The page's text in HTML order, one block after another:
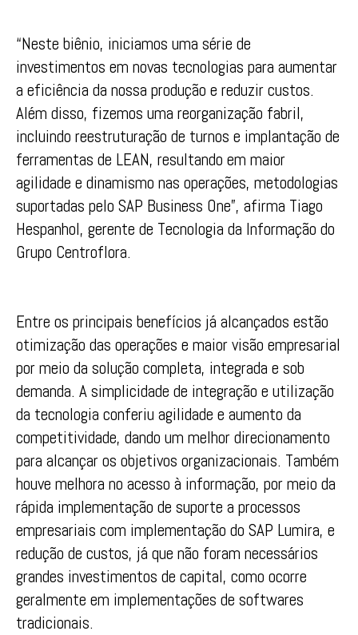
“Neste biênio, iniciamos uma série de
investimentos em novas tecnologias para aumentar
a eficiência da nossa produção e reduzir custos.
Além disso, fizemos uma reorganização fabril,
incluindo reestruturação de turnos e implantação de
ferramentas de LEAN, resultando em maior
agilidade e dinamismo nas operações, metodologias
suportadas pelo SAP Business One”, afirma Tiago
Hespanhol, gerente de Tecnologia da Informação do
Grupo Centroflora.
Entre os principais benefícios já alcançados estão
otimização das operações e maior visão empresarial
por meio da solução completa, integrada e sob
demanda. A simplicidade de integração e utilização
da tecnologia conferiu agilidade e aumento da
competitividade, dando um melhor direcionamento
para alcançar os objetivos organizacionais. Também
houve melhora no acesso à informação, por meio da
rápida implementação de suporte a processos
empresariais com implementação do SAP Lumira, e
redução de custos, já que não foram necessários
grandes investimentos de capital, como ocorre
geralmente em implementações de softwares
tradicionais.